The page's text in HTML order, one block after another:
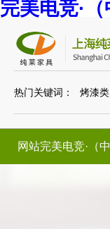
完美电竞·
热门关键词： 烤漆
网站完美电竞·（